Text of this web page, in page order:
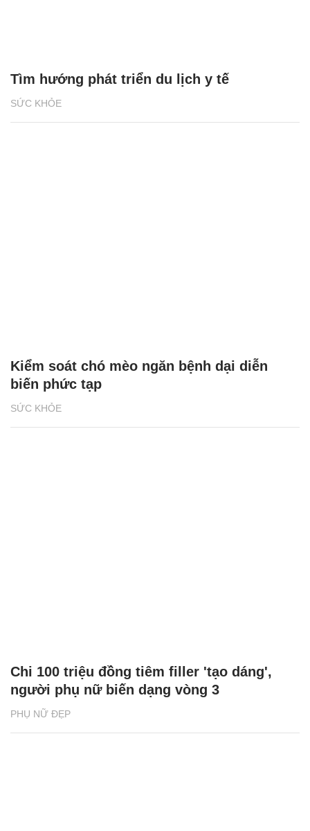
SỨC KHỎE
Tìm hướng phát triển du lịch y tế
SỨC KHỎE
Kiểm soát chó mèo ngăn bệnh dại diễn
biến phức tạp
PHỤ NỮ ĐẸP
Chi 100 triệu đồng tiêm filler 'tạo dáng',
người phụ nữ biến dạng vòng 3